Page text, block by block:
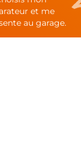
et me
au garage.